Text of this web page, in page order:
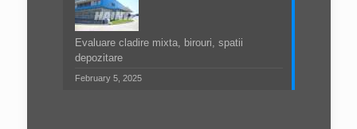
Evaluare cladire mixta, birouri, spatii
depozitare
February 5, 2025